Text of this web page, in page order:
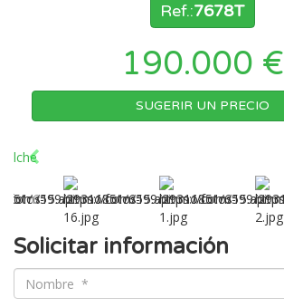
Ref.:7678T
190.000 €
SUGERIR UN PRECIO
Solicitar información